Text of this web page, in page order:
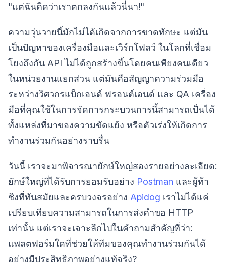
"แต่ฉันคิดว่าเราตกลงกันแล้วนี่นา!"
ความวุ่นวายนี้มักไม่ได้เกิดจากการขาดทักษะ แต่มัน
เป็นปัญหาของเครื่องมือและเวิร์กโฟลว์ ในโลกที่เชื่อม
โยงถึงกัน API ไม่ได้ถูกสร้างขึ้นโดยคนเพียงคนเดียว
ในหน่วยงานแยกส่วน แต่มันคือสัญญาความร่วมมือ
ระหว่างวิศวกรแบ็กเอนด์ ฟรอนต์เอนด์ และ QA เครื่อง
มือที่คุณใช้ในการจัดการกระบวนการนี้สามารถเป็นได้
ทั้งแหล่งที่มาของความขัดแย้ง หรือตัวเร่งให้เกิดการ
ทำงานร่วมกันอย่างราบรื่น
วันนี้ เราจะมาพิจารณายักษ์ใหญ่สองรายอย่างละเอียด:
ยักษ์ใหญ่ที่ได้รับการยอมรับอย่าง Postman และผู้ท้า
ชิงที่ทันสมัยและครบวงจรอย่าง Apidog เราไม่ได้แค่
เปรียบเทียบความสามารถในการส่งคำขอ HTTP
เท่านั้น แต่เราจะเจาะลึกไปในคำถามสำคัญที่ว่า:
แพลตฟอร์มใดที่ช่วยให้ทีมของคุณทำงานร่วมกันได้
อย่างมีประสิทธิภาพอย่างแท้จริง?